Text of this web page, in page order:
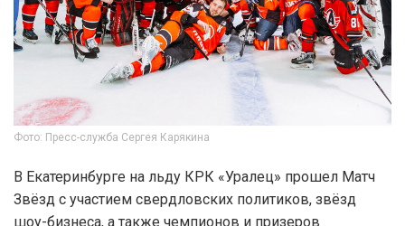
Фото: Пресс-служба Сергея Карякина
В Екатеринбурге на льду КРК «Уралец» прошел Матч
Звёзд с участием свердловских политиков, звёзд
шоу-бизнеса, а также чемпионов и призеров